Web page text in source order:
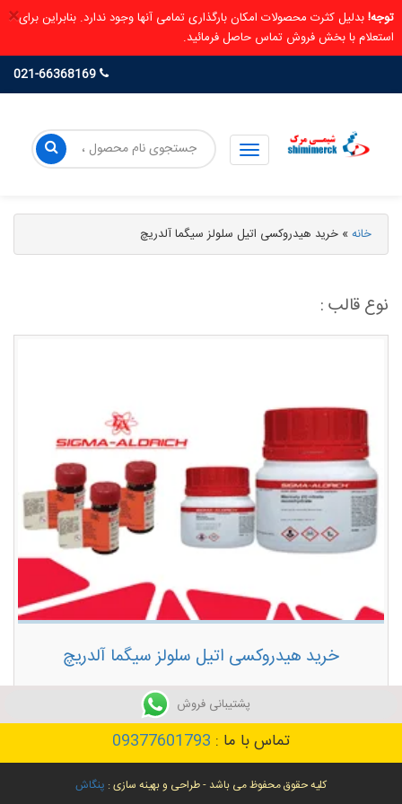
× توجه!بدلیل کثرت محصولات امکان بارگذاری تمامی آنها وجود ندارد. بنابراین برای
استعلام با بخش فروش تماس حاصل فرمائید.
خانه» خرید هیدروکسی اتیل سلولز سیگما آلدریچ
نوع قالب :
خرید هیدروکسی اتیل سلولز سیگما آلدریچ
توضیحات بیشتر
تماس با ما : 09377601793
کلیه حقوق محفوظ می باشد - طراحی و بهینه سازی : پنگاش
پشتیبانی فروش